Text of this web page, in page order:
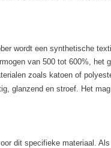
wordt een synthetische
van 500 tot 600%,
zoals katoen of
glanzend en stroef. Het
dit specifieke materiaal.